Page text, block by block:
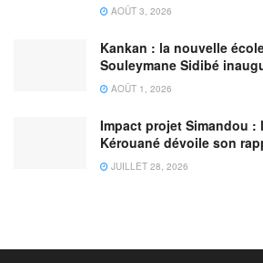
AOÛT 3, 2026
Kankan : la nouvelle
Souleymane Sidibé
AOÛT 1, 2026
Impact projet Simandou :
Kérouané dévoile son
JUILLET 28, 2026